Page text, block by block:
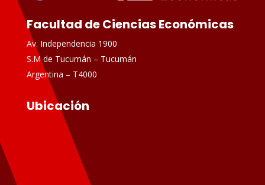
Facultad de Ciencias Económicas
Av. Independencia 1900
S.M de Tucumán – Tucumán
Argentina – T4000
Ubicación